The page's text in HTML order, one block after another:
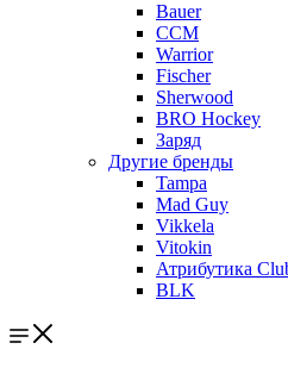
Bauer
CCM
Warrior
Fischer
Sherwood
BRO Hockey
Заряд
Другие бренды
Tampa
Mad Guy
Vikkela
Vitokin
Атрибутика
BLK